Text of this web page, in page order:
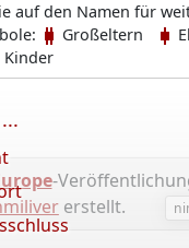
auf den Namen für
Großeltern
Kinder
-
erstellt.